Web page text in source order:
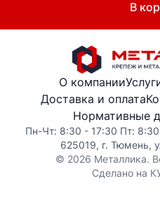
В
О компании
Доставка и оплата
Нормативные
Пн-Чт: 8:30 - 17:30 Пт:
625019, г. Тюмень,
© 2026 Металлика.
Сделано на